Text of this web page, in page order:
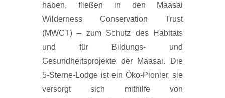
haben, fließen in den Maasai
Wilderness Conservation Trust
(MWCT) – zum Schutz des Habitats
und für Bildungs- und
Gesundheitsprojekte der Maasai. Die
5-Sterne-Lodge ist ein Öko-Pionier, sie
versorgt sich mithilfe von